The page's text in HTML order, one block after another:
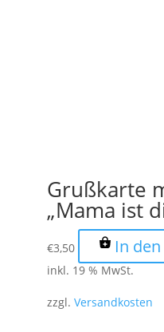
Grußkarte
„Mama ist
€3,50 In
inkl. 19 % MwSt.
zzgl. Versandkosten